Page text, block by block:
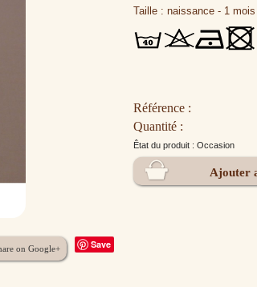
on Google+ Save
Taille : naissance - 1 mois
Référence :
Quantité :
Êtat du produit : Occasion